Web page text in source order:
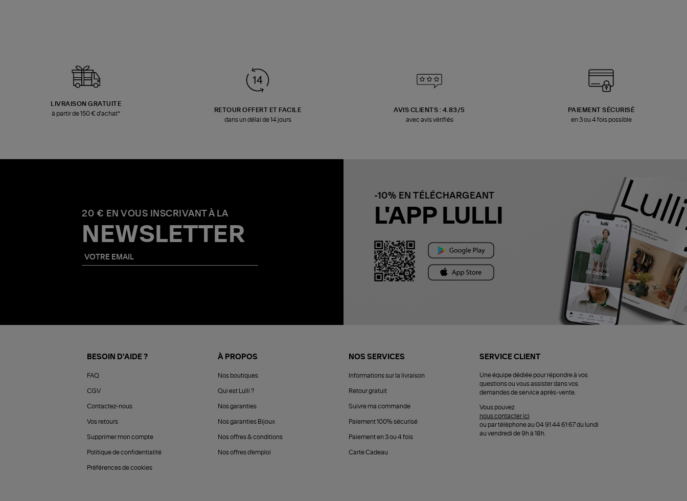
LIVRAISON GRATUITE
à partir de 150 € d'achat*
RETOUR OFFERT ET FACILE
dans un délai de 14 jours
AVIS CLIENTS : 4.83/5
avec avis vérifiés
PAIEMENT SÉCURISÉ
en 3 ou 4 fois possible
20 € EN VOUS INSCRIVANT À LA
NEWSLETTER
-10% EN TÉLÉCHARGEANT
L'APP LULLI
BESOIN D'AIDE ?
FAQ
CGV
Contactez-nous
Vos retours
Supprimer mon compte
Politique de confidentialité
Préférences de cookies
À PROPOS
Nos boutiques
Qui est Lulli ?
Nos garanties
Nos garanties Bijoux
Nos offres & conditions
Nos offres d'emploi
NOS SERVICES
Informations sur la livraison
Retour gratuit
Suivre ma commande
Paiement 100% sécurisé
Paiement en 3 ou 4 fois
Carte Cadeau
SERVICE CLIENT
Une équipe dédiée pour répondre à vos
questions ou vous assister dans vos
demandes de service après-vente.
Vous pouvez
nous contacter ici
ou par téléphone au 04 91 44 61 67 du lundi
au vendredi de 9h à 18h.